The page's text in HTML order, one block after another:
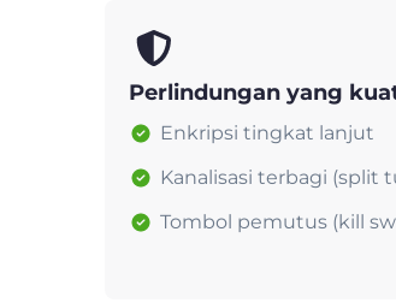
Perlindungan yang
Enkripsi tingkat lanjut
Kanalisasi terbagi (split
Tombol pemutus (kill